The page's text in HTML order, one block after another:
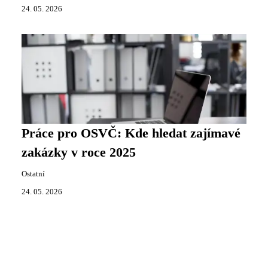
24. 05. 2026
Práce pro OSVČ: Kde hledat zajímavé
zakázky v roce 2025
Ostatní
24. 05. 2026